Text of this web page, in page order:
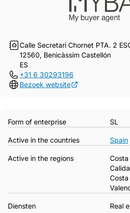
Calle Secretari Chornet PTA. 2
12560, Benicàssim Castellón
ES
+31 6 30293196
Bezoek website
Form of enterprise SL
Active in the countries Spain
Active in the regions
Costa
Diensten Real